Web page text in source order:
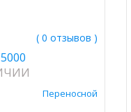
( 0 отзывов )
Переносной